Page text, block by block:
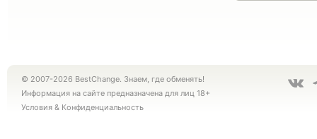
© 2007-2026 BestChange. Знаем, где обменять!
Информация на сайте предназначена для лиц 18+
Условия & Конфиденциальность